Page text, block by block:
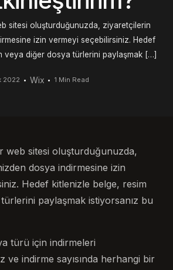
sitesi oluşturduğunuzda, ziyaretçilerin
izin vermeyi seçebilirsiniz. Hedef
veya diğer dosya türlerini paylaşmak […]
2022 Wix 1 Min Read
web sitesi oluşturduğunuzda,
dosya indirmesine izin
Hedef kitlenizle belge, resim
paylaşmak istiyorsanız bu
türü için indirmeleri
ve indirme sayısında herhangi bir